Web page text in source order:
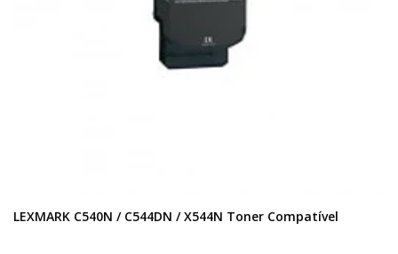
LEXMARK C540N / C544DN / X544N Toner Compatível